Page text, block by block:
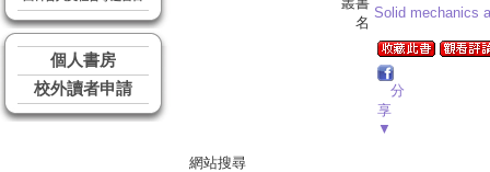
個人書房
校外讀者申請
名
Solid mechanics
分
享
▼
網站搜尋